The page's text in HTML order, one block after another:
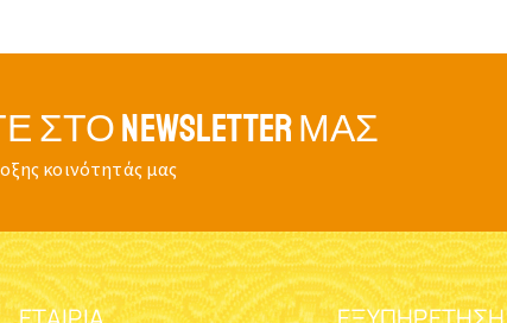
NEWSLETTER ΜΑΣ
κοινότητάς μας